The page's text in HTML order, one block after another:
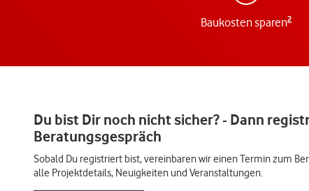
Baukosten sparen2
Du bist Dir noch nicht sicher? - Dann
Beratungsgespräch
Sobald Du registriert bist, vereinbaren wir einen Termin zum
alle Projektdetails, Neuigkeiten und Veranstaltungen.